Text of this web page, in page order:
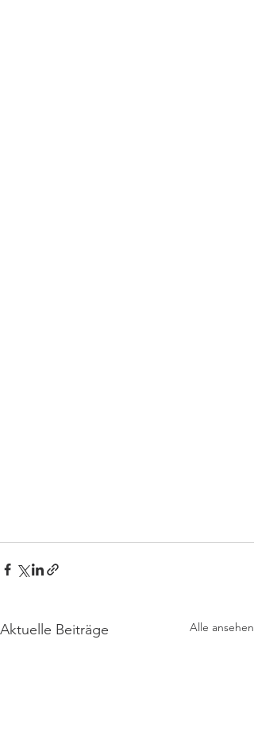
Aktuelle Beiträge Alle ansehen